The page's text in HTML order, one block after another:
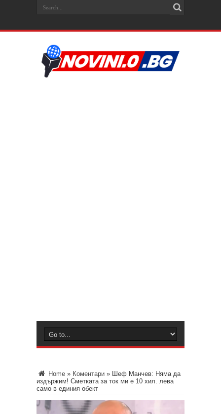
Home » Коментари » Шеф Манчев: Няма да
издържим! Сметката за ток ми е 10 хил. лева
само в единия обект